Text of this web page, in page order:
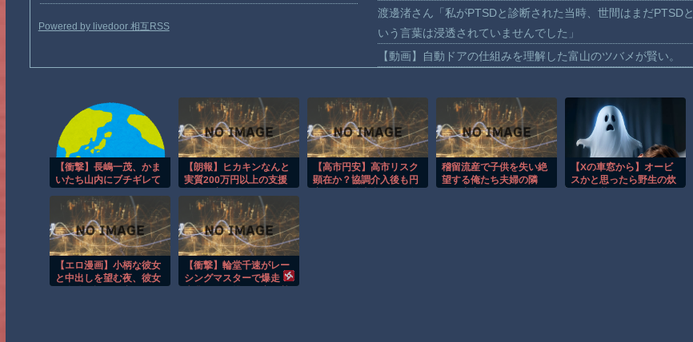
Powered by livedoor 相互RSS
渡邊渚さん「私がPTSDと診断された当時、世間はまだPTSDと
いう言葉は浸透されていませんでした」
【動画】自動ドアの仕組みを理解した富山のツバメが賢い。
（50%還元）」を開催！
【動画】高速道路を走行中の車からリアガラスが飛んでくる事
故(ﾟoﾟ)
子供向け漫画、謎の闇の大会に参加しがち問題
【朗報】大人気漫画「GANTZ」がAmazonでなんと全巻100円
【衝撃】長嶋一茂、かま
いたち山内にブチギレて
【朗報】ヒカキンなんと
実質200万円以上の支援
う・・・
【高市円安】高市リスク
顕在か？協調介入後も円
稽留流産で子供を失い絶
望する俺たち夫婦の隣
【Xの車窓から】オービ
スかと思ったら野生の炊
【エロ漫画】小柄な彼女
と中出しを望む夜、彼女
【衝撃】輪堂千速がレー
シングマスターで爆走！